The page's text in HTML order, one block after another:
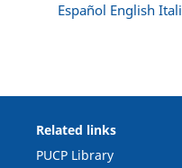
Español English
Related links
PUCP Library